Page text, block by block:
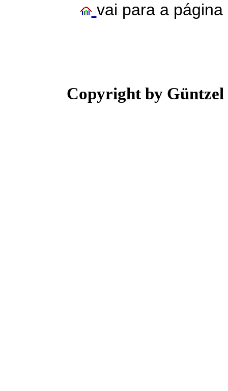
vai para a
Copyright by Güntzel